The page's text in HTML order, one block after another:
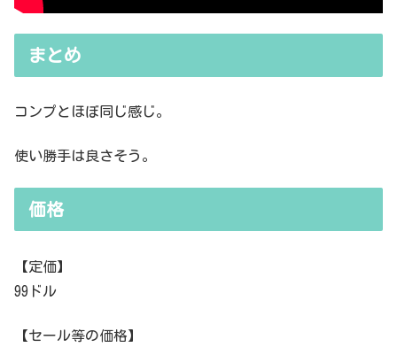
まとめ
コンプとほぼ同じ感じ。
使い勝手は良さそう。
価格
【定価】
99ドル
【セール等の価格】